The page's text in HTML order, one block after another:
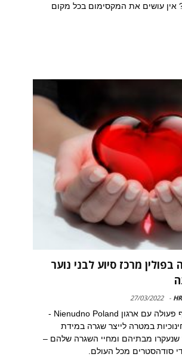
אין עושים את המקסימום בכל מקום
מרכז סיוע לבני נוער
-
27/03/2022
המרכז הוקם תוך שיתוף פעולה עם ארגון Nienudno Poland -
במטרה לייצר שגרה במידת
שנעקרו מבתיהם ומחיי השגרה שלהם –
סודהסטרים מכל העולם.